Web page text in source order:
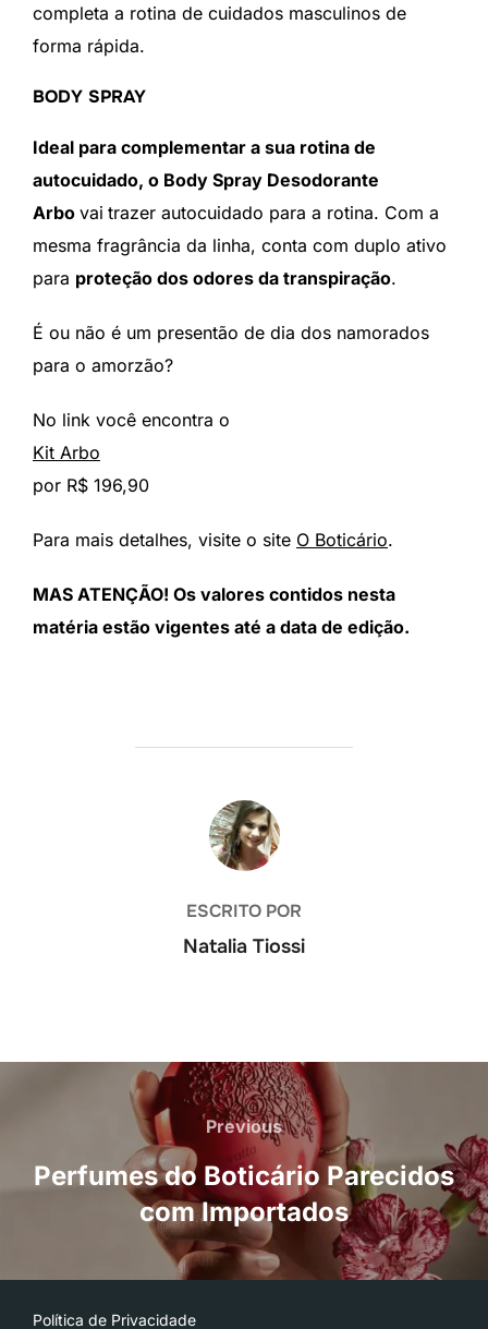
completa a rotina de cuidados masculinos de
forma rápida.
BODY SPRAY
Ideal para complementar a sua rotina de
autocuidado, o Body Spray Desodorante
Arbo vai trazer autocuidado para a rotina. Com a
mesma fragrância da linha, conta com duplo ativo
para proteção dos odores da transpiração.
É ou não é um presentão de dia dos namorados
para o amorzão?
No link você encontra o
Kit Arbo
por R$ 196,90
Para mais detalhes, visite o site O Boticário.
MAS ATENÇÃO! Os valores contidos nesta
matéria estão vigentes até a data de edição.
AUTOR DO POST
ESCRITO POR
Natalia Tiossi
Navegação
Post
Previous
Previous
Perfumes do Boticário Parecidos
com Importados
Política de Privacidade